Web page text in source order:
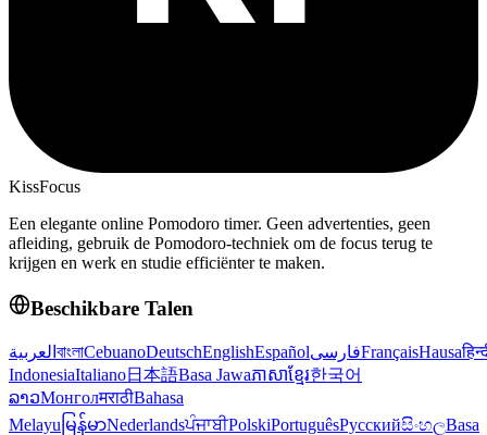
KissFocus
Een elegante online Pomodoro timer. Geen advertenties, geen
afleiding, gebruik de Pomodoro-techniek om de focus terug te
krijgen en werk en studie efficiënter te maken.
Beschikbare Talen
العربية বাংলাCebuanoDeutschEnglishEspañolفارسیFrançaisHausa
IndonesiaItaliano日本語Basa Jawaភាសាខ្មែរ한국어
ລາວМонголमराठीBahasa
Melayu မြန်မာNederlandsਪੰਜਾਬੀPolskiPortuguêsРусскийසිංහලBasa